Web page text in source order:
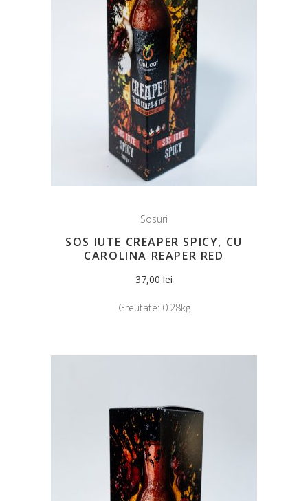
Sosuri
SOS IUTE CREAPER SPICY, CU
CAROLINA REAPER RED
37,00 lei
Greutate: 0.28kg